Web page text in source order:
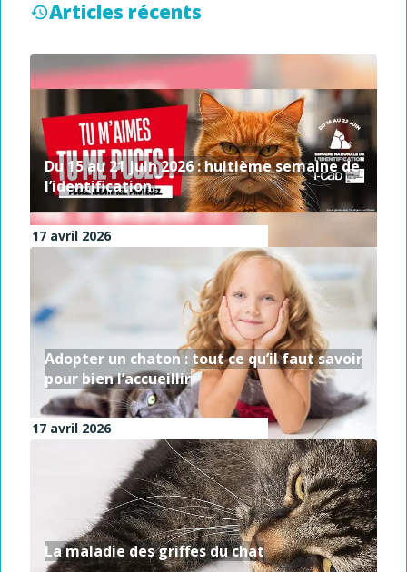
Articles récents
Du 15 au 21 juin 2026 : huitième semaine de
l’identification.
17 avril 2026
Adopter un chaton : tout ce qu’il faut savoir
pour bien l’accueillir
17 avril 2026
La maladie des griffes du chat